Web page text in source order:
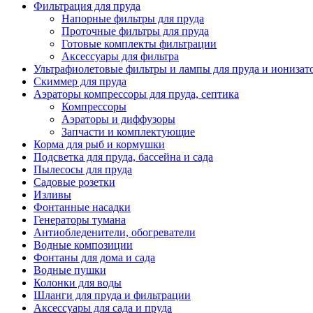
Фильтрация для пруда
Напорные фильтры для пруда
Проточные фильтры для пруда
Готовые комплекты фильтрации
Аксессуары для фильтра
Ультрафиолетовые фильтры и лампы для пруда и
Скиммер для пруда
Аэраторы компрессоры для пруда, септика
Компрессоры
Аэраторы и диффузоры
Запчасти и комплектующие
Корма для рыб и кормушки
Подсветка для пруда, бассейна и сада
Пылесосы для пруда
Садовые розетки
Изливы
Фонтанные насадки
Генераторы тумана
Антиобледенители, обогреватели
Водные композиции
Фонтаны для дома и сада
Водные пушки
Колонки для воды
Шланги для пруда и фильтрации
Аксессуары для сада и пруда